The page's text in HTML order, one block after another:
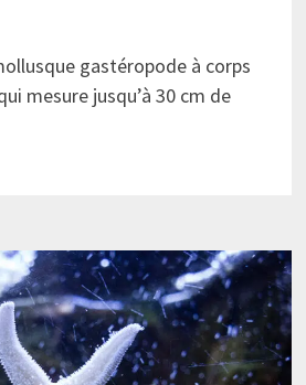
gastéropode à corps
mesure jusqu’à 30 cm de